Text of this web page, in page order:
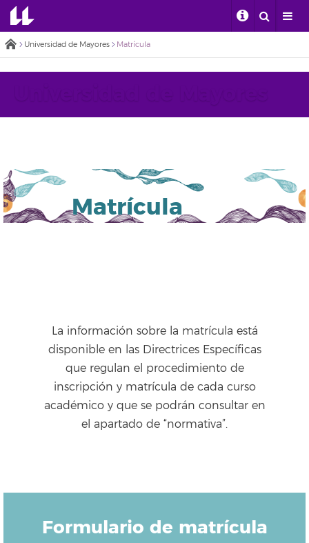
Universidad de Mayores Matrícula
Matrícula
La información sobre la matrícula está
disponible en las Directrices Específicas
que regulan el procedimiento de
inscripción y matrícula de cada curso
académico y que se podrán consultar en
el apartado de “normativa”.
Formulario de matrícula